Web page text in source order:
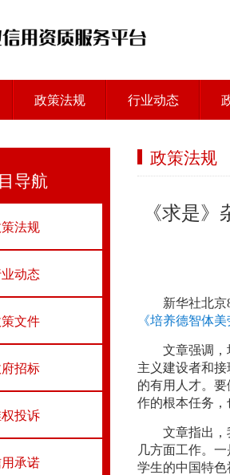
政策法规 行业动态
导航
法规
动态
文件
招标
投诉
承诺
政策法规
《求是
新华社北
《培养德智体
文章强调
主义建设者和
的有用人才。
作的根本任务，
文章指出
几方面工作。
学生的中国特